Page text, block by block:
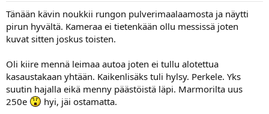
Tänään kävin noukkii rungon pulverimaalaamosta ja näytti
pirun hyvältä. Kameraa ei tietenkään ollu messissä joten
kuvat sitten joskus toisten.
Oli kiire mennä leimaa autoa joten ei tullu alotettua
kasaustakaan yhtään. Kaikenlisäks tuli hylsy. Perkele. Yks
suutin hajalla eikä menny päästöistä läpi. Marmorilta uus
250e
hyi, jäi ostamatta.